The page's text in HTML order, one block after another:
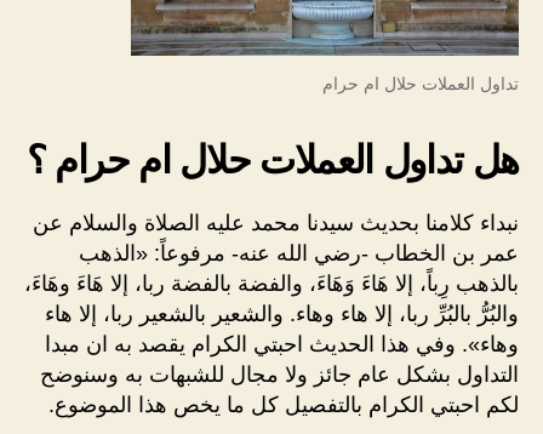
تداول العملات حلال ام حرام
هل تداول العملات حلال ام حرام ؟
نبداء كلامنا بحديث سيدنا محمد عليه الصلاة والسلام عن
عمر بن الخطاب -رضي الله عنه- مرفوعاً: «الذهب
بالذهب رِباً، إلا هَاءَ وَهَاءَ، والفضة بالفضة ربا، إلا هَاءَ وهَاءَ،
والبُرُّ بالبُرِّ ربا، إلا هاء وهاء. والشعير بالشعير ربا، إلا هاء
وهاء». وفي هذا الحديث احبتي الكرام يقصد به ان مبدا
التداول بشكل عام جائز ولا مجال للشبهات به وسنوضح
لكم احبتي الكرام بالتفصيل كل ما يخص هذا الموضوع.